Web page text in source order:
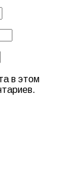
в этом